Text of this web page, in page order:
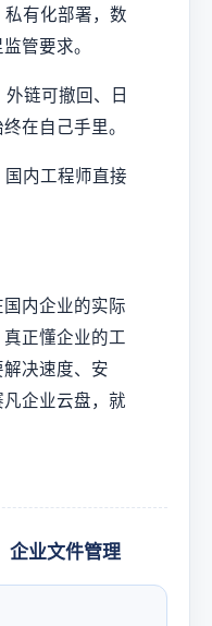
有化部署，数
管要求。
链可撤回、日
在自己手里。
内工程师直接
内企业的实际
正懂企业的工
决速度、安
企业云盘，就
企业文件管理